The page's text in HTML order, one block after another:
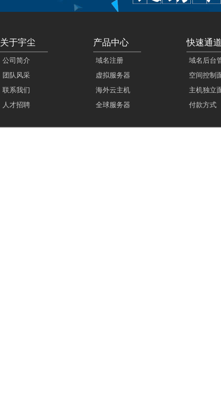
关于宇尘
公司简介
团队风采
联系我们
人才招聘
产品中心
域名注册
虚拟服务器
海外云主机
全球服务器
快速通
域名后台
空间控制
主机独立
付款方式